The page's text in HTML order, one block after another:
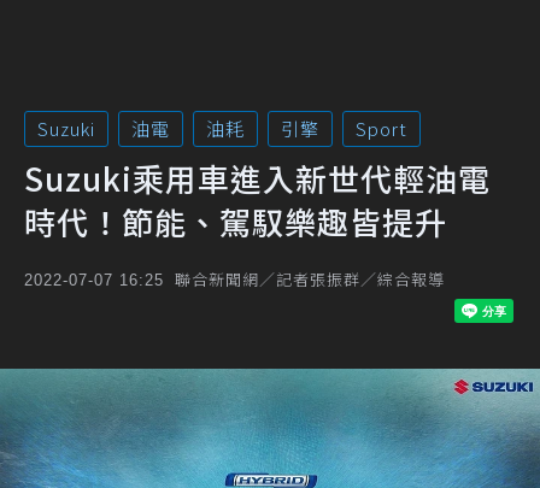
Suzuki 油電 油耗 引擎 Sport
Suzuki乘用車進入新世代輕油電
時代！節能、駕馭樂趣皆提升
2022-07-07 16:25 聯合新聞網／記者張振群／綜合報導